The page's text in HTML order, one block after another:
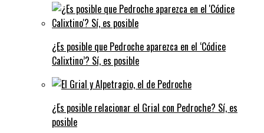
¿Es posible que Pedroche aparezca en el ‘Códice
Calixtino’? Sí, es posible
¿Es posible relacionar el Grial con Pedroche? Sí, es
posible